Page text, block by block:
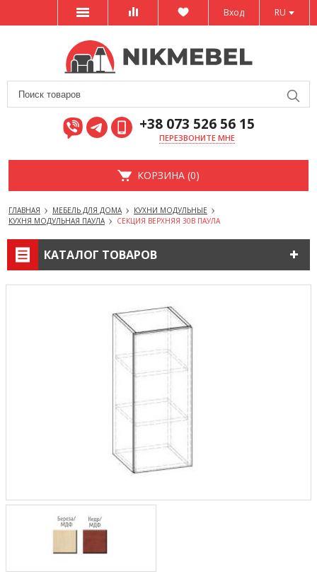
RU
Вход
+38 073 526 56 15
ПЕРЕЗВОНИТЕ МНЕ
КОРЗИНА (0)
ГЛАВНАЯ МЕБЕЛЬ ДЛЯ ДОМА
КУХНИ МОДУЛЬНЫЕ
КУХНЯ МОДУЛЬНАЯ ПАУЛА
СЕКЦИЯ ВЕРХНЯЯ 30В ПАУЛА
КАТАЛОГ ТОВАРОВ